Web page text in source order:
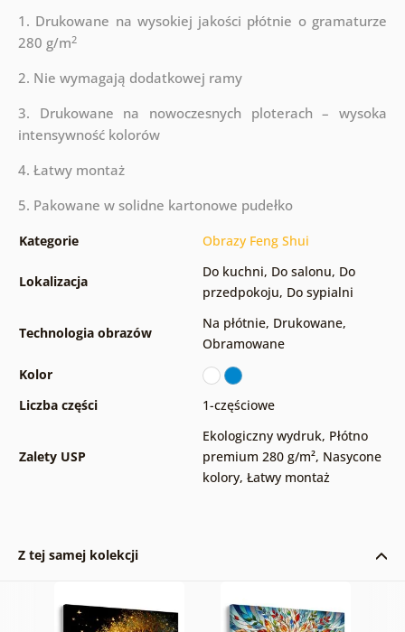
1. Drukowane na wysokiej jakości płótnie o gramaturze
280 g/m2
2. Nie wymagają dodatkowej ramy
3. Drukowane na nowoczesnych ploterach – wysoka
intensywność kolorów
4. Łatwy montaż
5. Pakowane w solidne kartonowe pudełko
Kategorie Obrazy Feng Shui
Lokalizacja
Do kuchni, Do salonu, Do
przedpokoju, Do sypialni
Technologia obrazów
Na płótnie, Drukowane,
Obramowane
Kolor
Liczba części
1-częściowe
Zalety USP
Ekologiczny wydruk, Płótno
premium 280 g/m², Nasycone
kolory, Łatwy montaż
Z tej samej kolekcji